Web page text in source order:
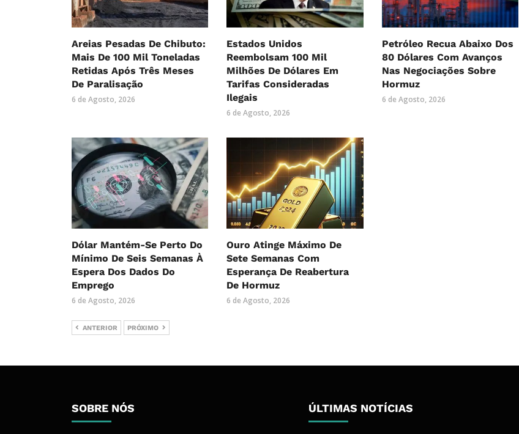
Areias Pesadas De Chibuto:
Mais De 100 Mil Toneladas
Retidas Após Três Meses
De Paralisação
6 de Agosto, 2026
Estados Unidos
Reembolsam 100 Mil
Milhões De Dólares Em
Tarifas Consideradas
Ilegais
6 de Agosto, 2026
Petróleo Recua Abaixo Dos
80 Dólares Com Avanços
Nas Negociações Sobre
Hormuz
6 de Agosto, 2026
Dólar Mantém-Se Perto Do
Mínimo De Seis Semanas À
Espera Dos Dados Do
Emprego
6 de Agosto, 2026
Ouro Atinge Máximo De
Sete Semanas Com
Esperança De Reabertura
De Hormuz
6 de Agosto, 2026
ANTERIOR PRÓXIMO
SOBRE NÓS ÚLTIMAS NOTÍCIAS